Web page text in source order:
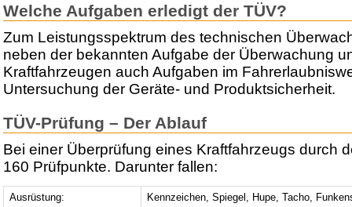
Welche Aufgaben erledigt der TÜV?
Zum Leistungsspektrum des technischen
neben der bekannten Aufgabe der Überwachung
Kraftfahrzeugen auch Aufgaben im
Untersuchung der Geräte- und Produktsicherheit.
TÜV-Prüfung – Der Ablauf
Bei einer Überprüfung eines Kraftfahrzeugs durch
160 Prüfpunkte. Darunter fallen:
Ausrüstung:
Kennzeichen, Spiegel, Hupe, Tacho,